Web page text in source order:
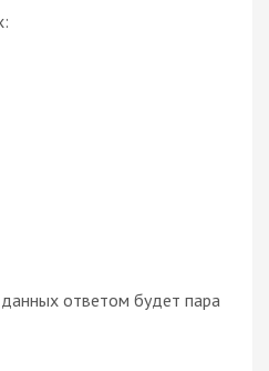
ответом будет пара